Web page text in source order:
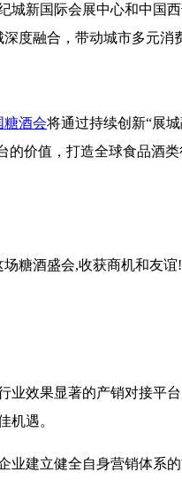
城新国际会展中心和中国
度融合，带动城市多元消
糖酒会将通过持续创新“展
的价值，打造全球食品酒
糖酒盛会,收获商机和友谊!
业效果显著的产销对接平
机遇。
业建立健全自身营销体系的